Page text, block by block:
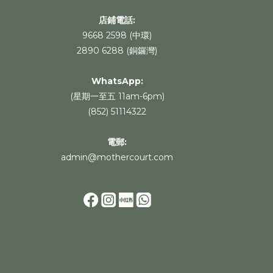
店鋪電話:
9668 2598 (中環)
2890 6288 (銅鑼灣)
WhatsApp:
(星期一至五 11am-6pm)
(852) 51114322
電郵:
admin@mothercourt.com